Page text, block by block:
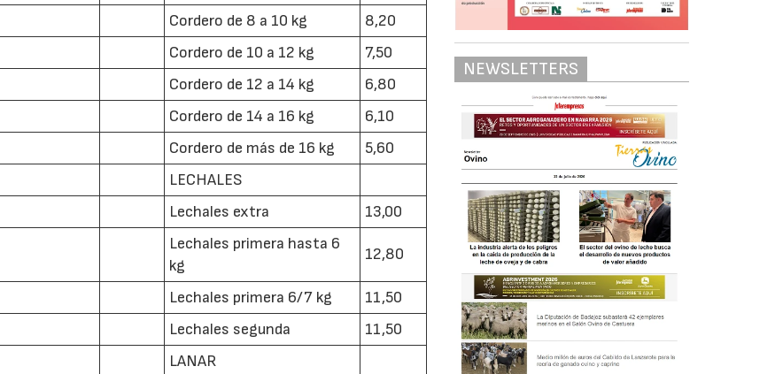
Cordero de 8 a 10 kg
8,20
Cordero de 10 a 12 kg
7,50
Cordero de 12 a 14 kg
6,80
Cordero de 14 a 16 kg
6,10
Cordero de más de 16 kg
5,60
LECHALES
Lechales extra
13,00
Lechales primera hasta 6
kg
12,80
Lechales primera 6/7 kg
11,50
Lechales segunda
11,50
LANAR
NEWSLETTERS